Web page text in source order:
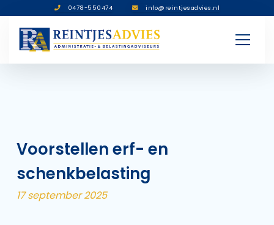
0478-550474 info@reintjesadvies.nl
Voorstellen erf- en
schenkbelasting
17 september 2025